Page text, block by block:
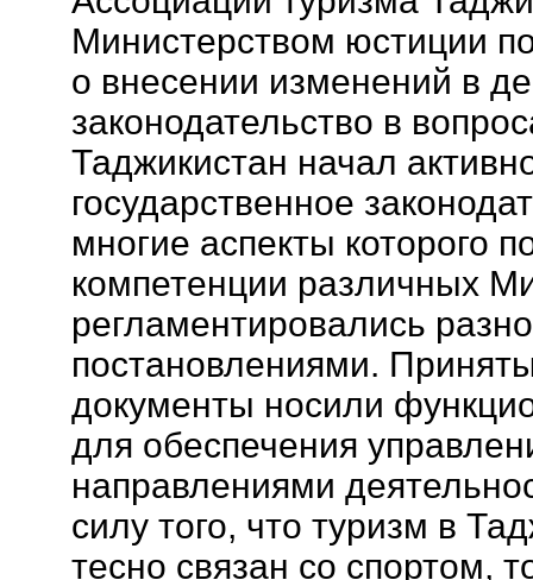
Министерством юстиции
о внесении изменений в
законодательство в
Таджикистан начал
государственное
многие аспекты которого
компетенции различных
регламентировались
постановлениями.
документы носили
для обеспечения
направлениями
силу того, что туризм в
тесно связан со спортом,